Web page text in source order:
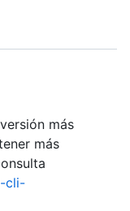
más
más
cli-